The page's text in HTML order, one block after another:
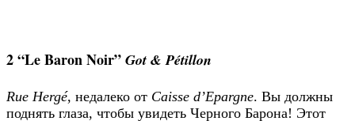
2 “Le Baron Noir” Got & Pétillon
Rue Hergé, недалеко от Caisse d’Epargne. Вы должны
поднять глаза, чтобы увидеть Черного Барона! Этот